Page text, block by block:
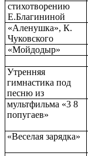
стихотворению
Е.Благининой
«Аленушка», К.
Чуковского
«Мойдодыр»
Утренняя
гимнастика под
песню из
мультфильма «3 8
попугаев»
«Веселая зарядка»